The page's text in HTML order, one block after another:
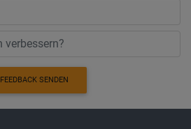
FEEDBACK SENDEN